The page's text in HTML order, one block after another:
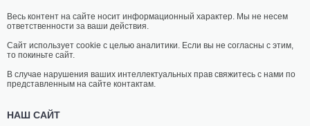
Весь контент на сайте носит информационный характер. Мы не несем
ответственности за ваши действия.
Сайт использует cookie с целью аналитики. Если вы не согласны с этим,
то покиньте сайт.
В случае нарушения ваших интеллектуальных прав свяжитесь с нами по
представленным на сайте контактам.
НАШ САЙТ